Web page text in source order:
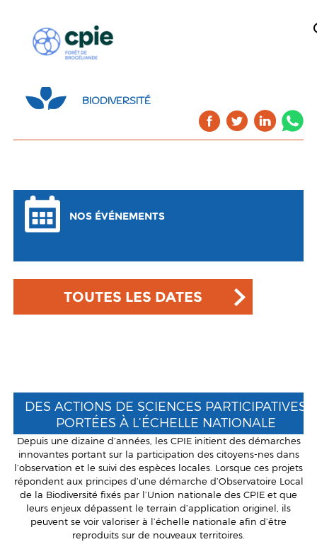
BIODIVERSITÉ
NOS ÉVÉNEMENTS
TOUTES LES DATES
DES ACTIONS DE SCIENCES PARTICIPATIVES
PORTÉES À L’ÉCHELLE NATIONALE
Depuis une dizaine d’années, les CPIE initient des démarches
innovantes portant sur la participation des citoyens-nes dans
l’observation et le suivi des espèces locales. Lorsque ces projets
répondent aux principes d’une démarche d’Observatoire Local
de la Biodiversité fixés par l’Union nationale des CPIE et que
leurs enjeux dépassent le terrain d’application originel, ils
peuvent se voir valoriser à l’échelle nationale afin d’être
reproduits sur de nouveaux territoires.